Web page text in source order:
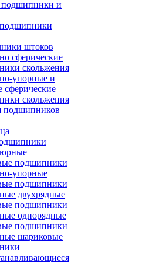
и
штоков
сферические
скольжения
упорные и
сферические
скольжения
подшипников
подшипники
упорные
подшипники
двухрядные
подшипники
однорядные
подшипники
шариковые